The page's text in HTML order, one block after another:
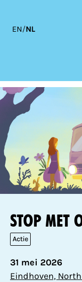
EN/NL
Stop met
Actie
31 mei 2026
Eindhoven,